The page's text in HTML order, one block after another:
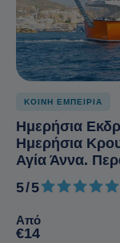
ΚΟΙΝΗ ΕΜΠΕΙΡΙΑ
Ημερήσια
Ημερήσια
Αγία Άννα.
5/55 από 5
Από
€14